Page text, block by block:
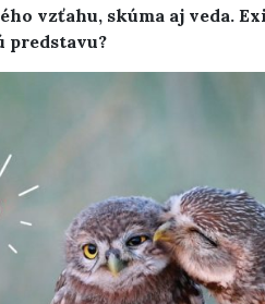
vzťahu, skúma aj veda.
predstavu?